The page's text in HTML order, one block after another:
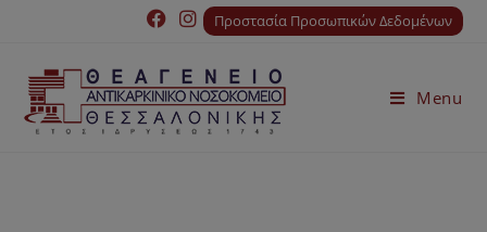
Προστασία Προσωπικών Δεδομένων
Menu